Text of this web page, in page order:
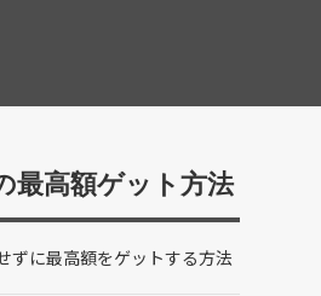
最高額ゲット方法
ずに最高額をゲットする方法